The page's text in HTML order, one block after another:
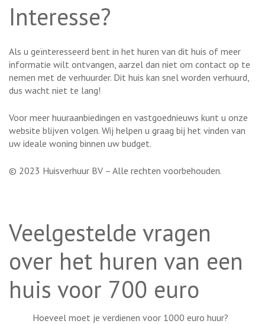
Interesse?
Als u geïnteresseerd bent in het huren van dit huis of meer
informatie wilt ontvangen, aarzel dan niet om contact op te
nemen met de verhuurder. Dit huis kan snel worden verhuurd,
dus wacht niet te lang!
Voor meer huuraanbiedingen en vastgoednieuws kunt u onze
website blijven volgen. Wij helpen u graag bij het vinden van
uw ideale woning binnen uw budget.
© 2023 Huisverhuur BV – Alle rechten voorbehouden.
Veelgestelde vragen
over het huren van een
huis voor 700 euro
Hoeveel moet je verdienen voor 1000 euro huur?